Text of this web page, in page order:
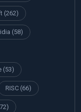
(262)
(58)
(53)
RISC (66)